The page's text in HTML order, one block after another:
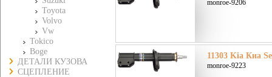
Toyota
Volvo
Vw
Tokico
Boge
ДЕТАЛИ КУЗОВА
СЦЕПЛЕНИЕ
monroe-9206
11303 Kia Киа
monroe-9223